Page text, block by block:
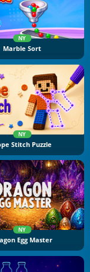
NY
Marble Sort
NY
Stitch Puzzle
NY
Egg Master